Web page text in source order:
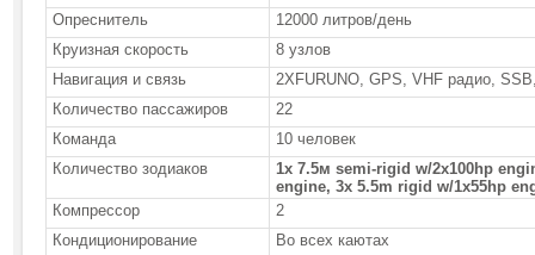
Опреснитель
12000 литров/день
Круизная скорость
8 узлов
Навигация и связь
2XFURUNO, GPS, VHF радио,
Количество пассажиров
22
Команда
10 человек
Количество зодиаков
1x 7.5м semi-rigid w/2x100hp
engine, 3x 5.5m rigid w/1x55hp
Компрессор
2
Кондиционирование
Во всех каютах